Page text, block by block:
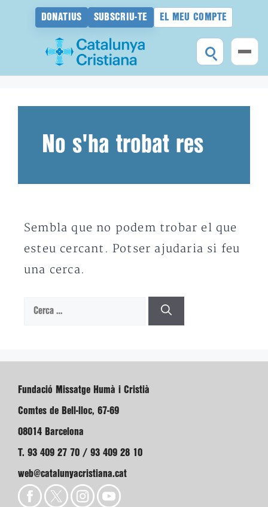
DONATIUS SUBSCRIU-TE EL MEU COMPTE
No s'ha trobat res
Sembla que no podem trobar el que
esteu cercant. Potser ajudaria si feu
una cerca.
Cerca:
Fundació Missatge Humà i Cristià
Comtes de Bell-lloc, 67-69
08014 Barcelona
T. 93 409 27 70 / 93 409 28 10
web@catalunyacristiana.cat